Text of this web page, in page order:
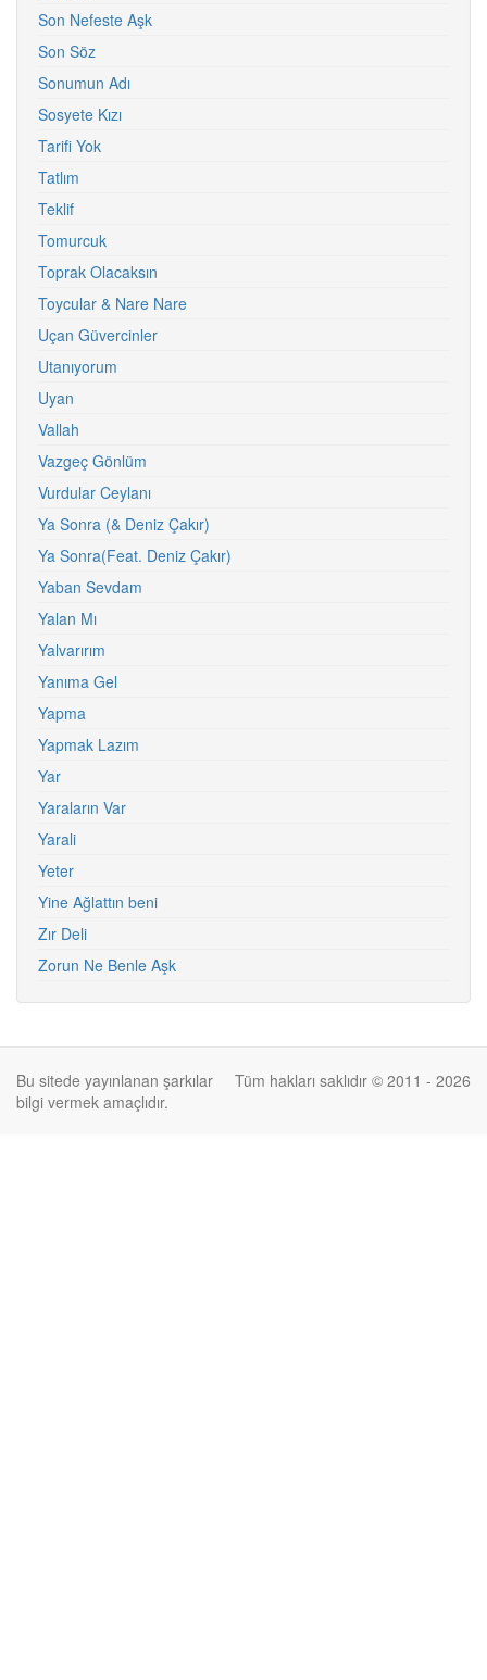
Son Nefeste Aşk
Son Söz
Sonumun Adı
Sosyete Kızı
Tarifi Yok
Tatlım
Teklif
Tomurcuk
Toprak Olacaksın
Toycular & Nare Nare
Uçan Güvercinler
Utanıyorum
Uyan
Vallah
Vazgeç Gönlüm
Vurdular Ceylanı
Ya Sonra (& Deniz Çakır)
Ya Sonra(Feat. Deniz Çakır)
Yaban Sevdam
Yalan Mı
Yalvarırım
Yanıma Gel
Yapma
Yapmak Lazım
Yar
Yaraların Var
Yarali
Yeter
Yine Ağlattın beni
Zır Deli
Zorun Ne Benle Aşk
Tüm hakları saklıdır © 2011 - 2026
Bu sitede yayınlanan şarkılar
bilgi vermek amaçlıdır.